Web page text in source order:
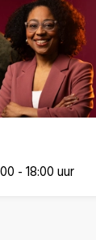
- 18:00 uur